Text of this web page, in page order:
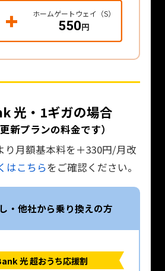
ホームゲートウェイ（S）
550円
光・1ギガの場合
新プランの料金です）
り月額基本料を＋330円/月改
はこちらをご確認ください。
・他社から乗り換えの方
光 超おうち応援割